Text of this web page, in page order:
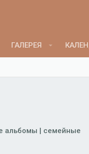
ГАЛЕРЕЯ
альбомы | семейные